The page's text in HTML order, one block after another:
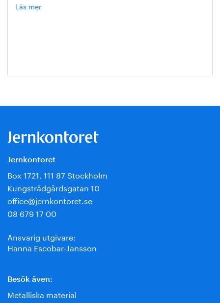
Läs mer
Jernkontoret
Box 1721, 111 87 Stockholm
Kungsträdgårdsgatan 10
office@jernkontoret.se
08 679 17 00
Ansvarig utgivare:
Hanna Escobar-Jansson
Besök även:
Metalliska material